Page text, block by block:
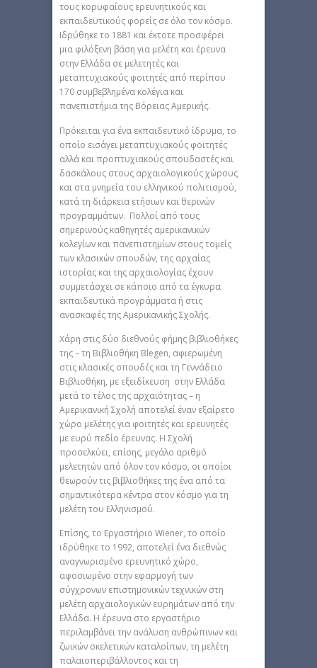
τους κορυφαίους ερευνητικούς και
εκπαιδευτικούς φορείς σε όλο τον κόσμο.
Ιδρύθηκε το 1881 και έκτοτε προσφέρει
μια φιλόξενη βάση για μελέτη και έρευνα
στην Ελλάδα σε μελετητές και
μεταπτυχιακούς φοιτητές από περίπου
170 συμβεβλημένα κολέγια και
πανεπιστήμια της Βόρειας Αμερικής.
Πρόκειται για ένα εκπαιδευτικό ίδρυμα, το
οποίο εισάγει μεταπτυχιακούς φοιτητές
αλλά και προπτυχιακούς σπουδαστές και
δασκάλους στους αρχαιολογικούς χώρους
και στα μνημεία του ελληνικού πολιτισμού,
κατά τη διάρκεια ετήσιων και θερινών
προγραμμάτων. Πολλοί από τους
σημερινούς καθηγητές αμερικανικών
κολεγίων και πανεπιστημίων στους τομείς
των κλασικών σπουδών, της αρχαίας
ιστορίας και της αρχαιολογίας έχουν
συμμετάσχει σε κάποιο από τα έγκυρα
εκπαιδευτικά προγράμματα ή στις
ανασκαφές της Αμερικανικής Σχολής.
Χάρη στις δύο διεθνούς φήμης βιβλιοθήκες
της – τη Βιβλιοθήκη Blegen, αφιερωμένη
στις κλασικές σπουδές και τη Γεννάδειο
Βιβλιοθήκη, με εξειδίκευση στην Ελλάδα
μετά το τέλος της αρχαιότητας – η
Αμερικανική Σχολή αποτελεί έναν εξαίρετο
χώρο μελέτης για φοιτητές και ερευνητές
με ευρύ πεδίο έρευνας. Η Σχολή
προσελκύει, επίσης, μεγάλο αριθμό
μελετητών από όλον τον κόσμο, οι οποίοι
θεωρούν τις βιβλιοθήκες της ένα από τα
σημαντικότερα κέντρα στον κόσμο για τη
μελέτη του Ελληνισμού.
Επίσης, το Εργαστήριο Wiener, το οποίο
ιδρύθηκε το 1992, αποτελεί ένα διεθνώς
αναγνωρισμένο ερευνητικό χώρο,
αφοσιωμένο στην εφαρμογή των
σύγχρονων επιστημονικών τεχνικών στη
μελέτη αρχαιολογικών ευρημάτων από την
Ελλάδα. Η έρευνα στο εργαστήριο
περιλαμβάνει την ανάλυση ανθρώπινων και
ζωικών σκελετικών καταλοίπων, τη μελέτη
παλαιοπεριβάλλοντος και τη